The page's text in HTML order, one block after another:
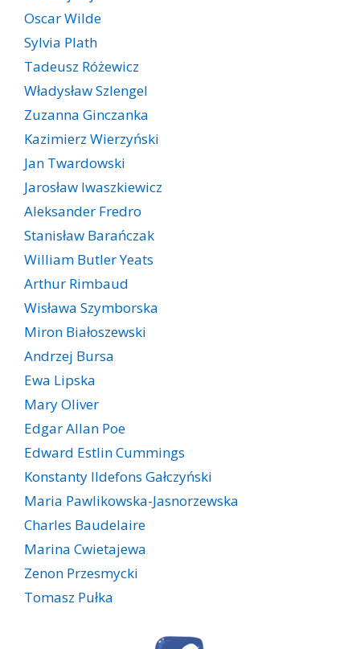
Oscar Wilde
Sylvia Plath
Tadeusz Różewicz
Władysław Szlengel
Zuzanna Ginczanka
Kazimierz Wierzyński
Jan Twardowski
Jarosław Iwaszkiewicz
Aleksander Fredro
Stanisław Barańczak
William Butler Yeats
Arthur Rimbaud
Wisława Szymborska
Miron Białoszewski
Andrzej Bursa
Ewa Lipska
Mary Oliver
Edgar Allan Poe
Edward Estlin Cummings
Konstanty Ildefons Gałczyński
Maria Pawlikowska-Jasnorzewska
Charles Baudelaire
Marina Cwietajewa
Zenon Przesmycki
Tomasz Pułka